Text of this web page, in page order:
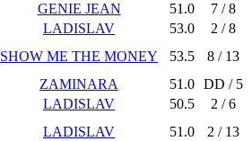
GENIE JEAN 51.0 7 / 8
LADISLAV 53.0 2 / 8
SHOW ME THE MONEY 53.5 8 / 13
ZAMINARA 51.0 DD / 5
LADISLAV 50.5 2 / 6
LADISLAV 51.0 2 / 13